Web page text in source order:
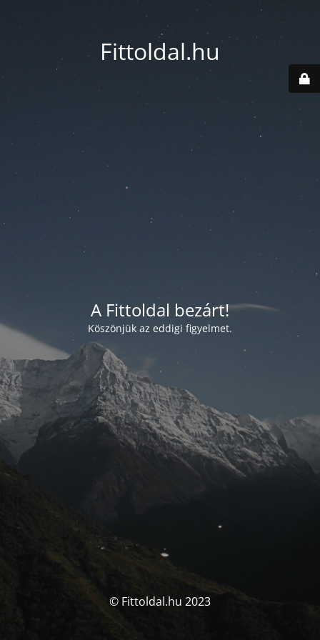
Fittoldal.hu
A Fittoldal bezárt!
Köszönjük az eddigi figyelmet.
© Fittoldal.hu 2023